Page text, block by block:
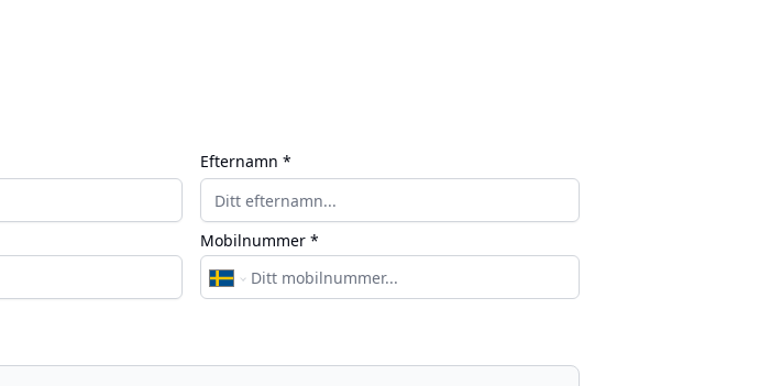
Efternamn *
Mobilnummer *